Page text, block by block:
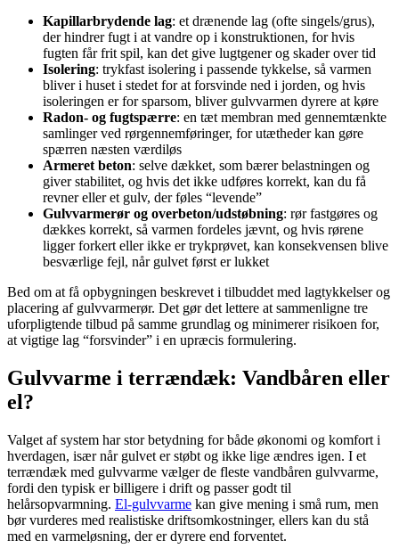
Kapillarbrydende lag: et drænende lag (ofte singels/grus),
der hindrer fugt i at vandre op i konstruktionen, for hvis
fugten får frit spil, kan det give lugtgener og skader over tid
Isolering: trykfast isolering i passende tykkelse, så varmen
bliver i huset i stedet for at forsvinde ned i jorden, og hvis
isoleringen er for sparsom, bliver gulvvarmen dyrere at køre
Radon- og fugtspærre: en tæt membran med gennemtænkte
samlinger ved rørgennemføringer, for utætheder kan gøre
spærren næsten værdiløs
Armeret beton: selve dækket, som bærer belastningen og
giver stabilitet, og hvis det ikke udføres korrekt, kan du få
revner eller et gulv, der føles “levende”
Gulvvarmerør og overbeton/udstøbning: rør fastgøres og
dækkes korrekt, så varmen fordeles jævnt, og hvis rørene
ligger forkert eller ikke er trykprøvet, kan konsekvensen blive
besværlige fejl, når gulvet først er lukket
Bed om at få opbygningen beskrevet i tilbuddet med lagtykkelser og
placering af gulvvarmerør. Det gør det lettere at sammenligne tre
uforpligtende tilbud på samme grundlag og minimerer risikoen for,
at vigtige lag “forsvinder” i en upræcis formulering.
Gulvvarme i terrændæk: Vandbåren eller
el?
Valget af system har stor betydning for både økonomi og komfort i
hverdagen, især når gulvet er støbt og ikke lige ændres igen. I et
terrændæk med gulvvarme vælger de fleste vandbåren gulvvarme,
fordi den typisk er billigere i drift og passer godt til
helårsopvarmning. El-gulvvarme kan give mening i små rum, men
bør vurderes med realistiske driftsomkostninger, ellers kan du stå
med en varmeløsning, der er dyrere end forventet.